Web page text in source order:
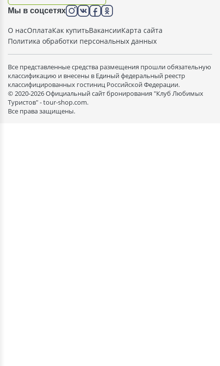
Мы в соцсетях
О насОплатаКак купитьВакансииКарта сайта
Политика обработки персональных данных
Все представленные средства размещения прошли обязательную
классификацию и внесены в Единый федеральный реестр
классифицированных гостиниц Российской Федерации.
© 2020-2026 Официальный сайт бронирования "Клуб Любимых
Туристов" - tour-shop.com.
Все права защищены.